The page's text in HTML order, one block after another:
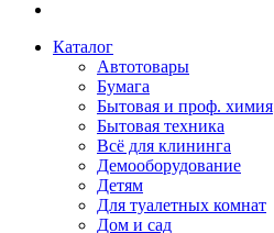
Каталог
Автотовары
Бумага
Бытовая и проф. химия
Бытовая техника
Всё для клининга
Демооборудование
Детям
Для туалетных комнат
Дом и сад